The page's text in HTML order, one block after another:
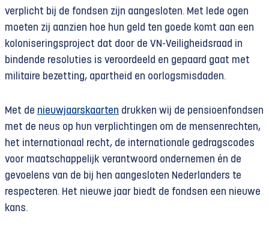
verplicht bij de fondsen zijn aangesloten. Met lede ogen
moeten zij aanzien hoe hun geld ten goede komt aan een
koloniseringsproject dat door de VN-Veiligheidsraad in
bindende resoluties is veroordeeld en gepaard gaat met
militaire bezetting, apartheid en oorlogsmisdaden.
Met de nieuwjaarskaarten drukken wij de pensioenfondsen
met de neus op hun verplichtingen om de mensenrechten,
het internationaal recht, de internationale gedragscodes
voor maatschappelijk verantwoord ondernemen én de
gevoelens van de bij hen aangesloten Nederlanders te
respecteren. Het nieuwe jaar biedt de fondsen een nieuwe
kans.